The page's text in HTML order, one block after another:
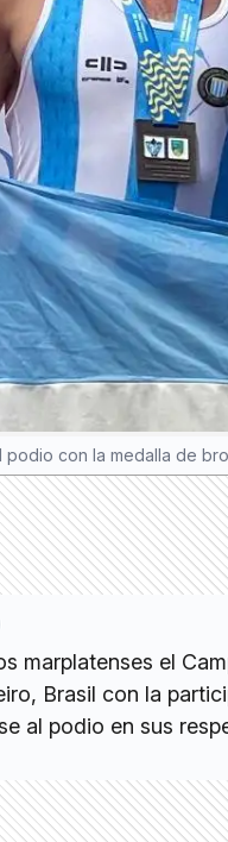
podio con la medalla de
marplatenses el
Brasil con la
al podio en sus